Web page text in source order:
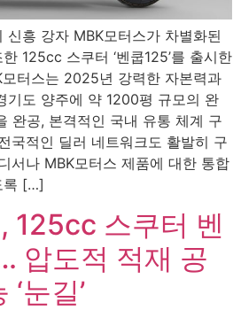
신흥 강자 MBK모터스가 차별화된
125cc 스쿠터 ‘벤쿱125’를 출시한
터스는 2025년 강력한 자본력과
기도 양주에 약 1200평 규모의 완
완공, 본격적인 국내 유통 체계 구
국적인 딜러 네트워크도 활발히 구
서나 MBK모터스 제품에 대한 통합
록 […]
125cc 스쿠터 벤
압도적 적재 공
눈길’